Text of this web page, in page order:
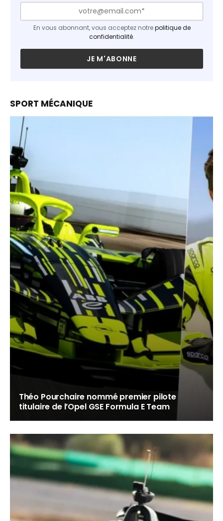
En vous abonnant, vous acceptez notrepolitique de
confidentialité.
SPORT MÉCANIQUE
Théo Pourchaire nommé premier pilote
titulaire de l’Opel GSE Formula E Team